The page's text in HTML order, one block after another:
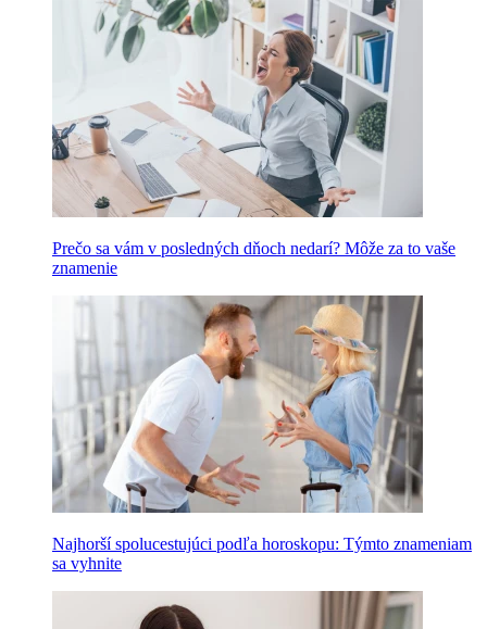
Prečo sa vám v posledných dňoch nedarí? Môže za to vaše
znamenie
Najhorší spolucestujúci podľa horoskopu: Týmto znameniam
sa vyhnite